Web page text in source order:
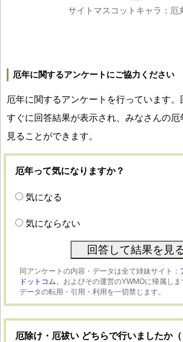
サイトマスコットキャラ：厄
厄年に関するアンケートにご協力ください
厄年に関するアンケートを行っています。
すぐに回答結果が表示され、みなさんの
見ることができます。
厄年って気になりますか？
気になる
気にならない
同アンケートの内容・データは全て姉妹サイト：
ドットコム、 およびその運営のYWMOに帰属しま
データの転用・引用・利用を一切禁じます。
厄除け・厄祓い どちらで行いましたか